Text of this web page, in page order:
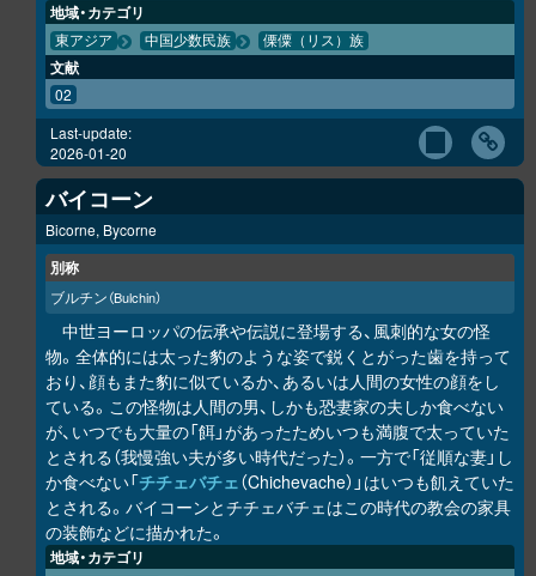
地域・カテゴリ
東アジア 中国少数民族 傈僳（リス）族
文献
02
Last-update:
2026-01-20
バイコーン
Bicorne, Bycorne
別称
ブルチン（Bulchin）
中世ヨーロッパの伝承や伝説に登場する、風刺的な女の怪
物。全体的には太った豹のような姿で鋭くとがった歯を持って
おり、顔もまた豹に似ているか、あるいは人間の女性の顔をし
ている。この怪物は人間の男、しかも恐妻家の夫しか食べない
が、いつでも大量の「餌」があったためいつも満腹で太っていた
とされる（我慢強い夫が多い時代だった）。一方で「従順な妻」し
か食べない「チチェバチェ（Chichevache）」はいつも飢えていた
とされる。バイコーンとチチェバチェはこの時代の教会の家具
の装飾などに描かれた。
地域・カテゴリ